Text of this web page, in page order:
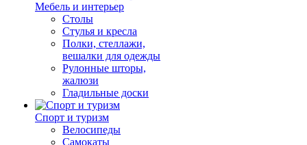
Мебель и интерьер
Столы
Стулья и кресла
Полки, стеллажи,
вешалки для одежды
Рулонные шторы,
жалюзи
Гладильные доски
Спорт и туризм
Велосипеды
Самокаты